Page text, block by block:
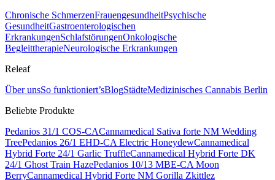
Chronische SchmerzenFrauengesundheitPsychische
GesundheitGastroenterologischen
ErkrankungenSchlafstörungenOnkologische
BegleittherapieNeurologische Erkrankungen
Releaf
Über unsSo funktioniert’sBlogStädteMedizinisches Cannabis Berlin
Beliebte Produkte
Pedanios 31/1 COS-CACannamedical Sativa forte NM Wedding
TreePedanios 26/1 EHD-CA Electric HoneydewCannamedical
Hybrid Forte 24/1 Garlic TruffleCannamedical Hybrid Forte DK
24/1 Ghost Train HazePedanios 10/13 MBE-CA Moon
BerryCannamedical Hybrid Forte NM Gorilla Zkittlez